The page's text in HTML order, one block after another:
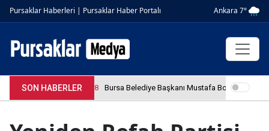
Pursaklar Haberleri | Pursaklar Haber Portalı Ankara 7°
SON HABERLER
4.04.2026 12:36:08 Bursa Belediye Başkanı Mustafa Bozbey